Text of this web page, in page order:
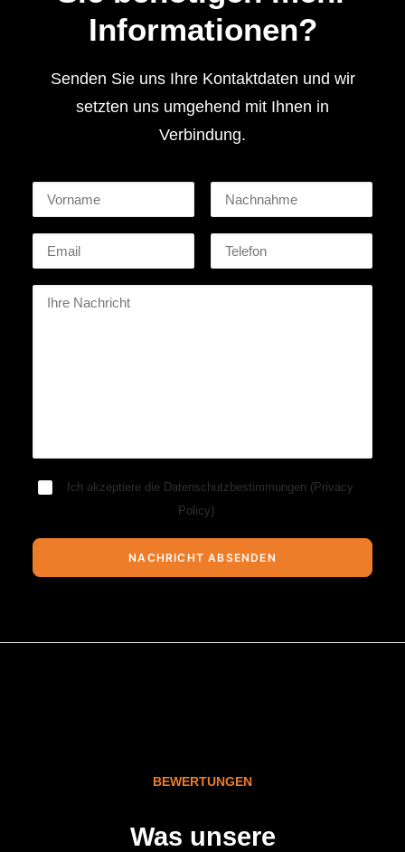
Informationen?
Senden Sie uns Ihre Kontaktdaten und wir
setzten uns umgehend mit Ihnen in
Verbindung.
Ich akzeptiere die Datenschutzbestimmungen (Privacy
Policy)
BEWERTUNGEN
Was unsere